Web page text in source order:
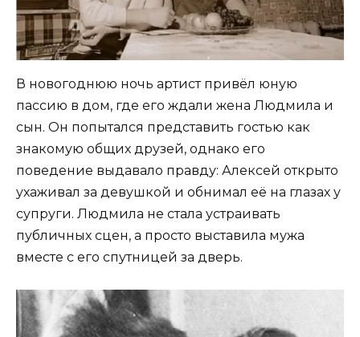
В новогоднюю ночь артист привёл юную
пассию в дом, где его ждали жена Людмила и
сын. Он попытался представить гостью как
знакомую общих друзей, однако его
поведение выдавало правду: Алексей открыто
ухаживал за девушкой и обнимал её на глазах у
супруги. Людмила не стала устраивать
публичных сцен, а просто выставила мужа
вместе с его спутницей за дверь.